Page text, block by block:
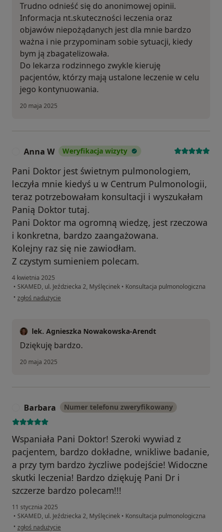
Trudno odnieść się do anonimowej opinii.
Informacja nt.skuteczności leczenia oraz
objawów niepożądanych jest dla mnie bardzo
ważna i nie przypominam sobie sytuacji, kiedy
bym ją zbagatelizowała.
Do lekarza rodzinnego zwykle kieruję
pacjentów, którzy mają ustalone leczenie w celu
jego kontynuowania.
20 maja 2025
Anna W Weryfikacja wizyty
Pani Doktor jest świetnym pulmonologiem,
leczyła mnie kiedyś u w Centrum Pulmonologii,
teraz potrzebowałam konsultacji i wyszukałam
Panią Doktor tutaj.
Pani Doktor ma ogromną wiedzę, jest rzeczowa
i konkretna, bardzo zaangażowana.
Kolejny raz się nie zawiodłam.
Z czystym sumieniem polecam.
4 kwietnia 2025
• SKAMED, ul. Jeździecka 2, Myślęcinek • Konsultacja pulmonologiczna
• w opinii użytkownika Anna W
zgłoś nadużycie
lek. Agnieszka Nowakowska-Arendt
Dziękuję bardzo.
20 maja 2025
Barbara Numer telefonu zweryfikowany
Wspaniała Pani Doktor! Szeroki wywiad z
pacjentem, bardzo dokładne, wnikliwe badanie,
a przy tym bardzo życzliwe podejście! Widoczne
skutki leczenia! Bardzo dziękuję Pani Dr i
szczerze bardzo polecam!!!
11 stycznia 2025
• SKAMED, ul. Jeździecka 2, Myślęcinek • Konsultacja pulmonologiczna
• w opinii użytkownika Barbara
zgłoś nadużycie